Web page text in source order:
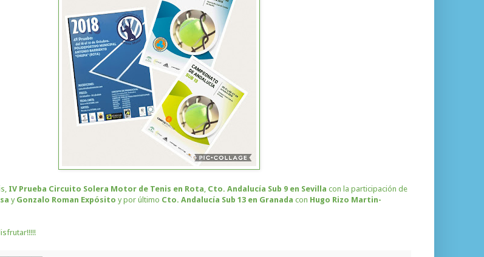
IV Prueba Circuito Solera Motor de Tenis en Rota Cto. Andalucía Sub 9 en Sevilla con la participación de
y Gonzalo Roman Expósito y por último Cto. Andalucía Sub 13 en Granada con Hugo Rizo Martin-